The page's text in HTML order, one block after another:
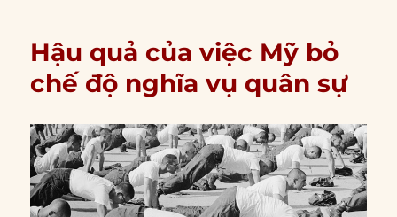
Hậu quả của việc Mỹ bỏ
chế độ nghĩa vụ quân sự